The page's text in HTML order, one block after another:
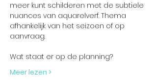
meer kunt schilderen met de subtiele
nuances van aquarelverf. Thema
afhankelijk van het seizoen of op
aanvraag.
Wat staat er op de planning?
Meer lezen >